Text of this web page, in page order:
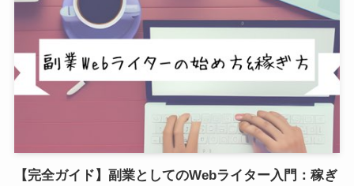
【完全ガイド】副業としてのWebライター入門：稼ぎ